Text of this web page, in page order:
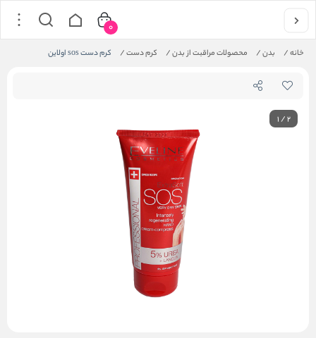
خانه/ بدن/ محصولات مراقبت از بدن/ کرم دست/ کرم دست sos اولاین
0
1/2